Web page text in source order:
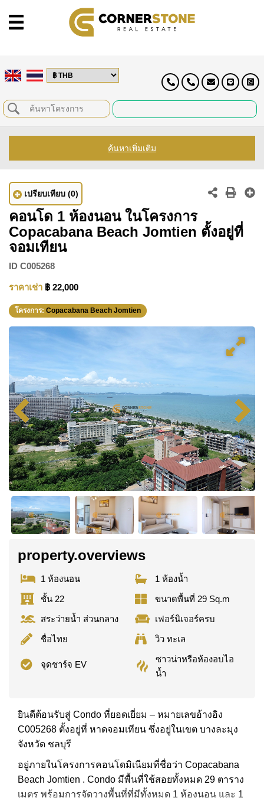
ค้นหาเพิ่มเติม
เปรียบเทียบ (0)
คอนโด 1 ห้องนอน ในโครงการ
Copacabana Beach Jomtien ตั้งอยู่ที่
จอมเทียน
ID C005268
ราคาเช่า ฿ 22,000
โครงการ: Copacabana Beach Jomtien
property.overviews
1 ห้องนอน
1 ห้องน้ำ
ชั้น 22
ขนาดพื้นที่ 29 Sq.m
สระว่ายน้ำ ส่วนกลาง
เฟอร์นิเจอร์ครบ
ชื่อไทย
วิว ทะเล
จุดชาร์จ EV
ซาวน่าหรือห้องอบไอ
น้ำ
ยินดีต้อนรับสู่ Condo ที่ยอดเยี่ยม – หมายเลขอ้างอิง
C005268 ตั้งอยู่ที่ หาดจอมเทียน ซึ่งอยู่ในเขต บางละมุง
จังหวัด ชลบุรี
อยู่ภายในโครงการคอนโดมิเนียมที่ชื่อว่า Copacabana
Beach Jomtien . Condo มีพื้นที่ใช้สอยทั้งหมด 29 ตาราง
เมตร พร้อมการจัดวางพื้นที่ที่มีทั้งหมด 1 ห้องนอน และ 1